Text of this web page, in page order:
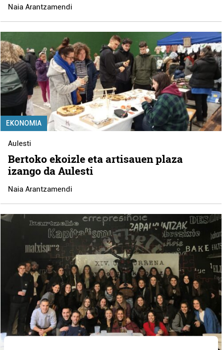
Naia Arantzamendi
EKONOMIA
Aulesti
Bertoko ekoizle eta artisauen plaza
izango da Aulesti
Naia Arantzamendi